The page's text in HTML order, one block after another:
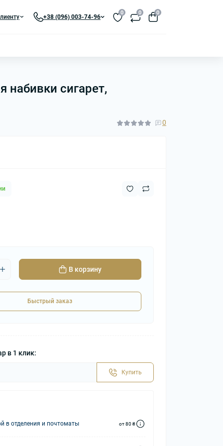
+38 (096) 003-74-96
0 0 0
набивки сигарет,
0
В корзину
Быстрый заказ
в 1 клик:
Купить
в отделения и почтоматы от 80 ₴